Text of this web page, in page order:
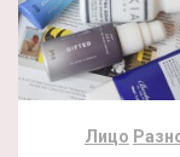
Лицо